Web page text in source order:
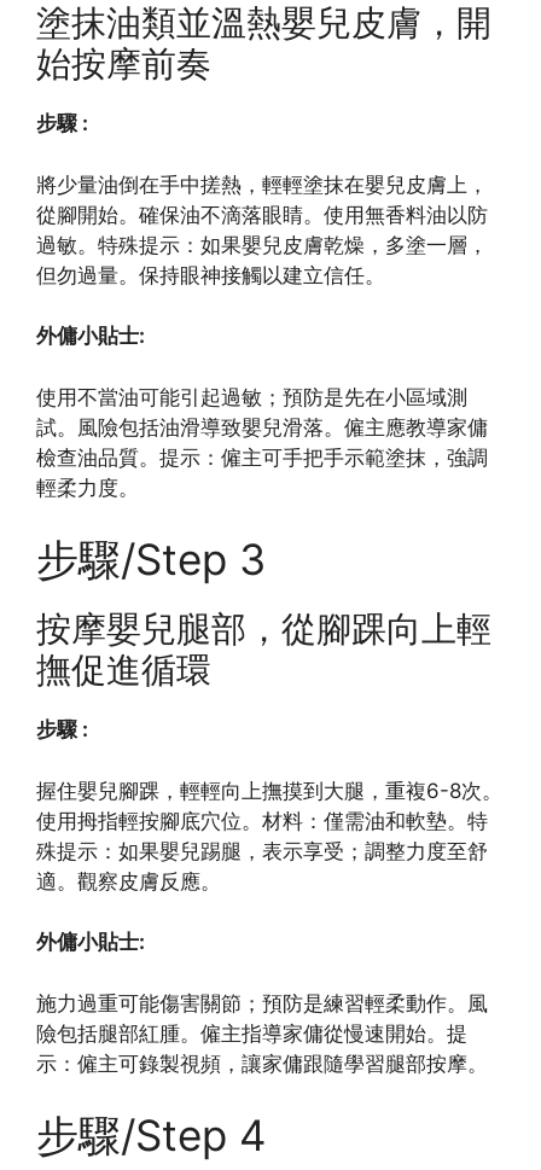
塗抹油類並溫熱嬰兒皮膚，開
始按摩前奏
步驟 :
將少量油倒在手中搓熱，輕輕塗抹在嬰兒皮膚上，
從腳開始。確保油不滴落眼睛。使用無香料油以防
過敏。特殊提示：如果嬰兒皮膚乾燥，多塗一層，
但勿過量。保持眼神接觸以建立信任。
外傭小貼士:
使用不當油可能引起過敏；預防是先在小區域測
試。風險包括油滑導致嬰兒滑落。僱主應教導家傭
檢查油品質。提示：僱主可手把手示範塗抹，強調
輕柔力度。
步驟/Step 3
按摩嬰兒腿部，從腳踝向上輕
撫促進循環
步驟 :
握住嬰兒腳踝，輕輕向上撫摸到大腿，重複6-8次。
使用拇指輕按腳底穴位。材料：僅需油和軟墊。特
殊提示：如果嬰兒踢腿，表示享受；調整力度至舒
適。觀察皮膚反應。
外傭小貼士:
施力過重可能傷害關節；預防是練習輕柔動作。風
險包括腿部紅腫。僱主指導家傭從慢速開始。提
示：僱主可錄製視頻，讓家傭跟隨學習腿部按摩。
步驟/Step 4